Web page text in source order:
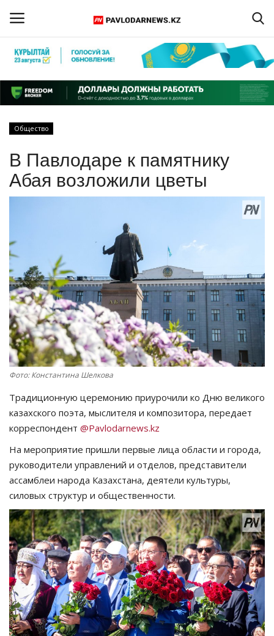
Регистрация
Главная
ПАВЛОДАРСКАЯ ОБЛАСТЬ
СПЕЦПРОЕКТЫ
СПОРТ
Чек-лист
РАЗВЛЕЧЕНИЯ
Язык
Қазақша Русский
Общество
В Павлодаре к памятнику
Абая возложили цветы
Фото: Константина Шелкова
Традиционную церемонию приурочили ко Дню великого
казахского поэта, мыслителя и композитора, передает
корреспондент @Pavlodarnews.kz
На мероприятие пришли первые лица области и города,
руководители управлений и отделов, представители
ассамблеи народа Казахстана, деятели культуры,
силовых структур и общественности.